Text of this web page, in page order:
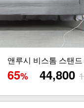
아이랩 윈드블라스터
33% 79,800